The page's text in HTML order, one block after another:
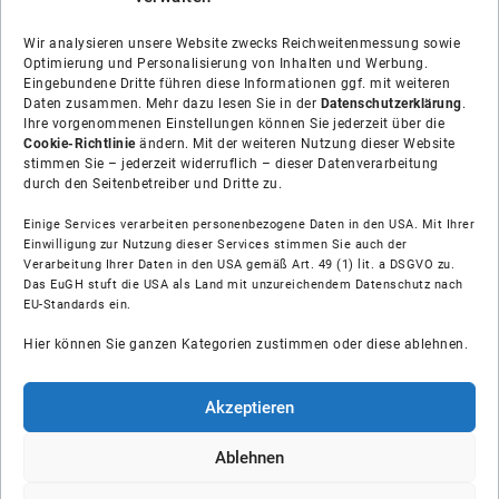
Wir analysieren unsere Website zwecks Reichweitenmessung sowie
Optimierung und Personalisierung von Inhalten und Werbung.
Eingebundene Dritte führen diese Informationen ggf. mit weiteren
Daten zusammen. Mehr dazu lesen Sie in der Datenschutzerklärung.
Ihre vorgenommenen Einstellungen können Sie jederzeit über die
Cookie-Richtlinieändern. Mit der weiteren Nutzung dieser Website
stimmen Sie – jederzeit widerruflich – dieser Datenverarbeitung
durch den Seitenbetreiber und Dritte zu.
Einige Services verarbeiten personenbezogene Daten in den USA. Mit Ihrer
Einwilligung zur Nutzung dieser Services stimmen Sie auch der
Verarbeitung Ihrer Daten in den USA gemäß Art. 49 (1) lit. a DSGVO zu.
Das EuGH stuft die USA als Land mit unzureichendem Datenschutz nach
EU-Standards ein.
Hier können Sie ganzen Kategorien zustimmen oder diese ablehnen.
Akzeptieren
Ablehnen
Über uns
Soziale Medien